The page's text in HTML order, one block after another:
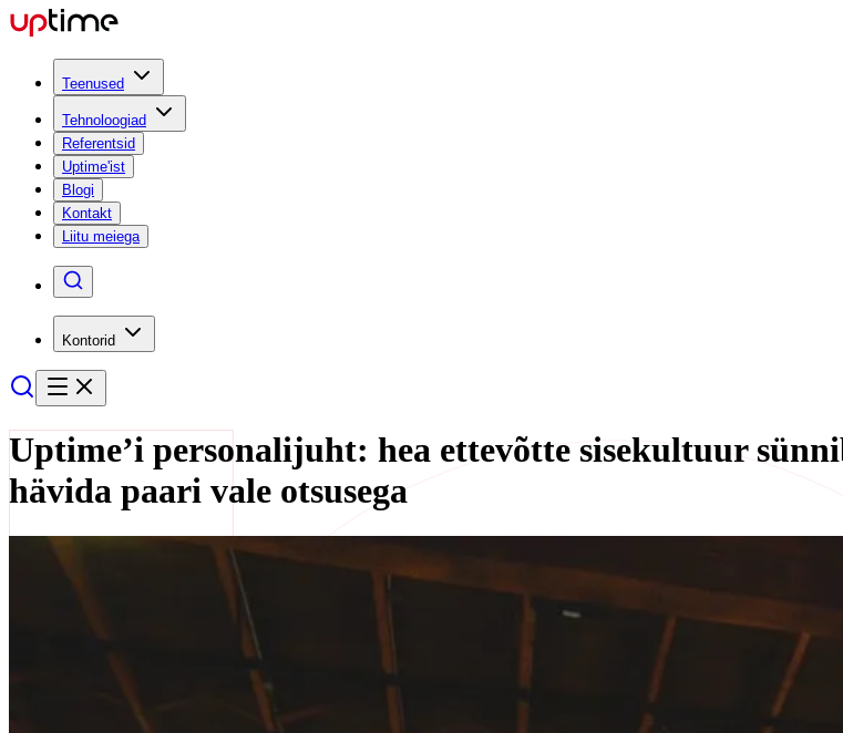
Teenused
Tehnoloogiad
Referentsid
Uptime'ist
Blogi
Kontakt
Liitu meiega
Kontorid
Uptime’i personalijuht: hea ettevõtte sisekultuur
hävida paari vale otsusega